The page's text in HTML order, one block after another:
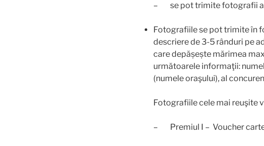
– se pot trimite fotografii
Fotografiile se pot trimite în
descriere de 3-5 rânduri pe
care depășește mărimea
următoarele informaţii:
(numele oraşului), al
Fotografiile cele mai reuşite
– Premiul I – Voucher